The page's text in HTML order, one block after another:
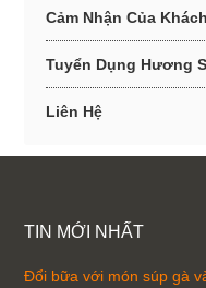
Cảm Nhận Của
Tuyển Dụng Hương
Liên Hệ
TIN MỚI NHẤT
Đổi bữa với món súp gà